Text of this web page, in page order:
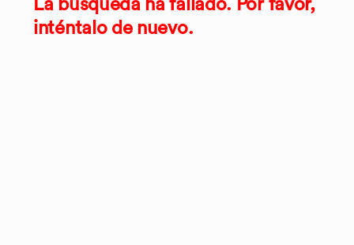
La búsqueda ha fallado. Por favor,
inténtalo de nuevo.